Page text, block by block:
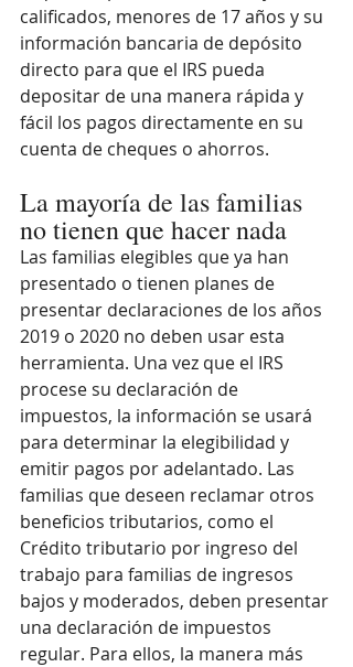
calificados, menores de 17 años y su
información bancaria de depósito
directo para que el IRS pueda
depositar de una manera rápida y
fácil los pagos directamente en su
cuenta de cheques o ahorros.
La mayoría de las familias
no tienen que hacer nada
Las familias elegibles que ya han
presentado o tienen planes de
presentar declaraciones de los años
2019 o 2020 no deben usar esta
herramienta. Una vez que el IRS
procese su declaración de
impuestos, la información se usará
para determinar la elegibilidad y
emitir pagos por adelantado. Las
familias que deseen reclamar otros
beneficios tributarios, como el
Crédito tributario por ingreso del
trabajo para familias de ingresos
bajos y moderados, deben presentar
una declaración de impuestos
regular. Para ellos, la manera más